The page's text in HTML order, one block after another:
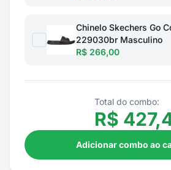
Chinelo Skechers Go
229030br Masculino
R$ 266,00
Total do combo:
R$
Adicionar combo ao